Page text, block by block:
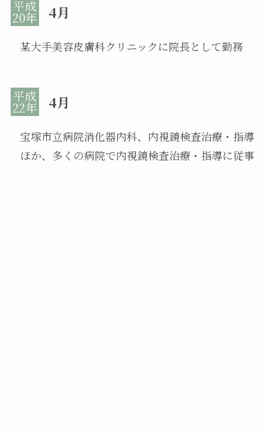
4月
某大手美容皮膚科クリニックに院長として勤務
4月
宝塚市立病院消化器内科、内視鏡検査治療・指導
ほか、多くの病院で内視鏡検査治療・指導に従事